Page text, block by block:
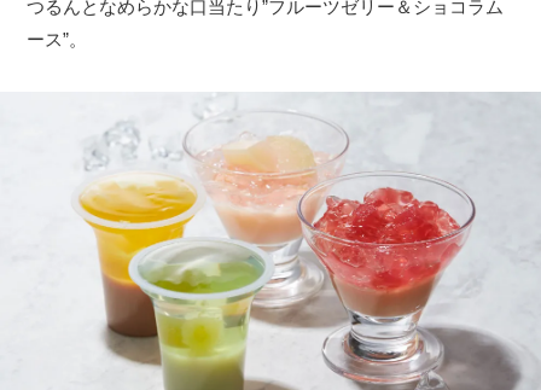
つるんとなめらかな口当たり”フルーツゼリー＆ショコラム
ース”。